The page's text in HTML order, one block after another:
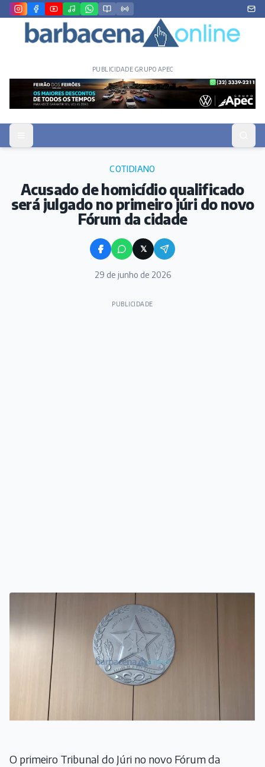
PUBLICIDADE GRUPO APEC
COTIDIANO
Acusado de homicídio qualificado
será julgado no primeiro júri do novo
Fórum da cidade
𝕏
29 de junho de 2026
PUBLICIDADE
O primeiro Tribunal do Júri no novo Fórum da